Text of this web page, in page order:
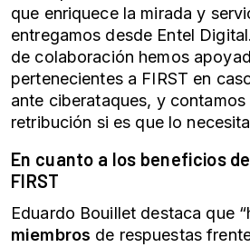
que enriquece la mirada y
entregamos desde Entel
de colaboración hemos
pertenecientes a FIRST en
ante ciberataques, y contamos
retribución si es que lo
En cuanto a los beneficios
FIRST
Eduardo Bouillet destaca que
miembros de respuestas